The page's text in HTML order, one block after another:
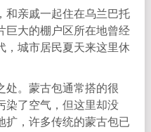
和亲戚一起住在乌兰巴托
巨大的棚户区所在地曾经
，城市居民夏天来这里休
处。蒙古包通常搭的很
染了空气，但这里却没
扩，许多传统的蒙古包已